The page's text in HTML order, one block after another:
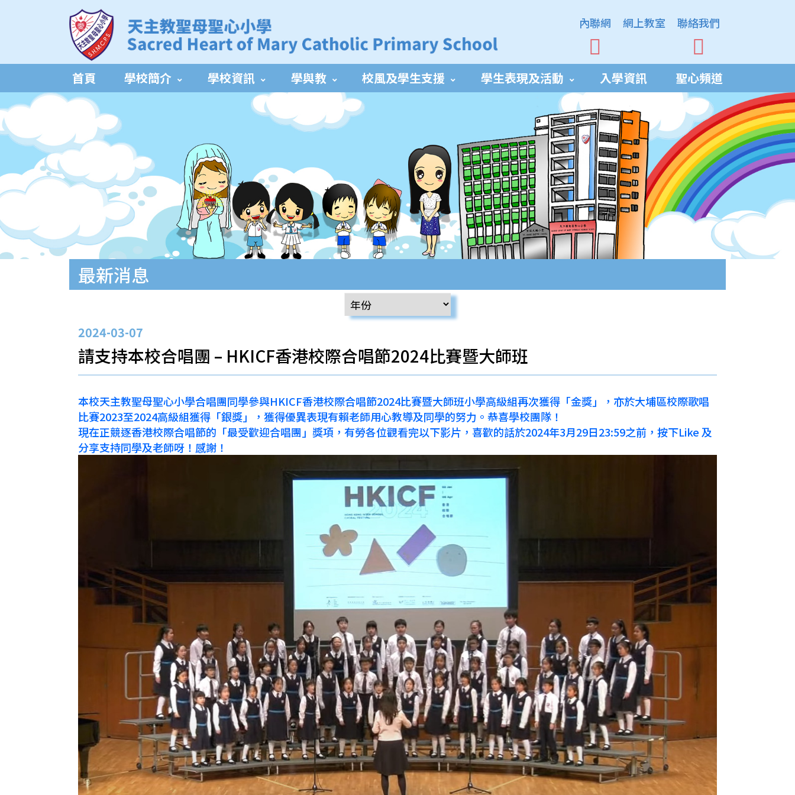
內聯網 網上教室 聯絡我們
首頁 學校簡介 學校資訊 學與教 校風及學生支援 學生表現及活動 入學資訊 聖心頻道
最新消息
2024-03-07
請支持本校合唱團 – HKICF香港校際合唱節2024比賽暨大師班
本校天主教聖母聖心小學合唱團同學參與HKICF香港校際合唱節2024比賽暨大師班小學高級組再次獲得「金獎」，亦於大埔區校際歌唱
比賽2023至2024高級組獲得「銀獎」，獲得優異表現有賴老師用心教導及同學的努力。恭喜學校團隊！
現在正競逐香港校際合唱節的「最受歡迎合唱團」獎項，有勞各位觀看完以下影片，喜歡的話於2024年3月29日23:59之前，按下Like 及
分享支持同學及老師呀！感謝！